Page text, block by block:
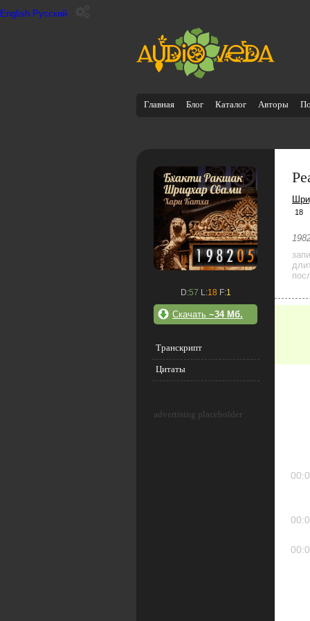
English Русский
Главная Блог Каталог Авторы
D:57 L:18F:1
Скачать ~34 Мб.
Транскрипт
Цитаты
advertising placeholder
18